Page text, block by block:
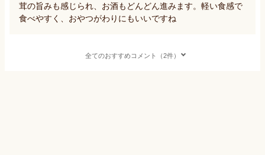
茸の旨みも感じられ、お酒もどんどん進みます。軽い食感で
食べやすく、おやつがわりにもいいですね
全てのおすすめコメント（2件）